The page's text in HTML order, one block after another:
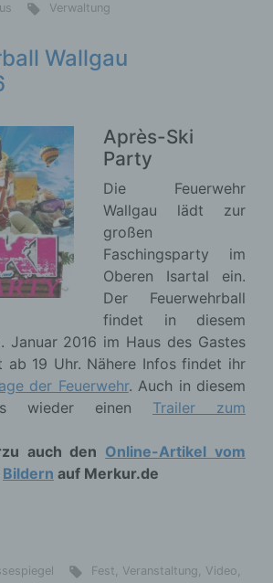
Verwaltung
Wallgau
Après-Ski
Party
Die Feuerwehr
Wallgau lädt zur
großen
Faschingsparty im
Oberen Isartal ein.
Der Feuerwehrball
findet in diesem
Januar 2016 im Haus des Gastes
ab 19 Uhr. Nähere Infos findet ihr
der Feuerwehr. Auch in diesem
wieder einen Trailer zum
auch den Online-Artikel vom
Bildern auf Merkur.de
Fest, Veranstaltung, Video,